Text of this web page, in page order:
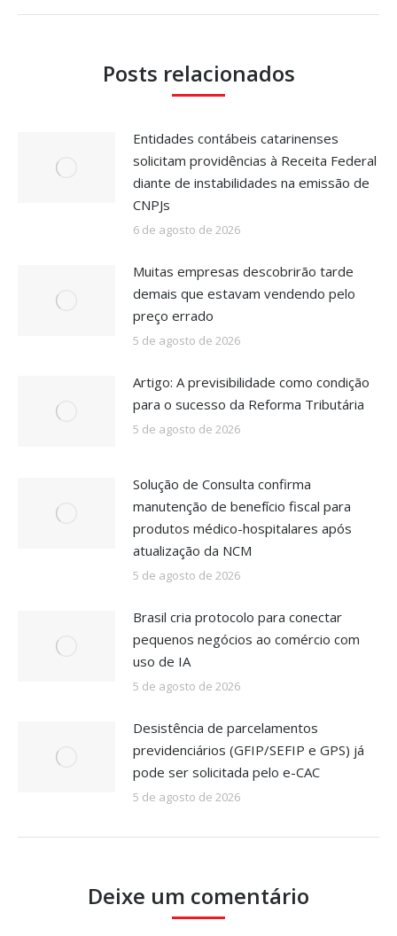
Posts relacionados
Entidades contábeis catarinenses
solicitam providências à Receita Federal
diante de instabilidades na emissão de
CNPJs
6 de agosto de 2026
Muitas empresas descobrirão tarde
demais que estavam vendendo pelo
preço errado
5 de agosto de 2026
Artigo: A previsibilidade como condição
para o sucesso da Reforma Tributária
5 de agosto de 2026
Solução de Consulta confirma
manutenção de benefício fiscal para
produtos médico-hospitalares após
atualização da NCM
5 de agosto de 2026
Brasil cria protocolo para conectar
pequenos negócios ao comércio com
uso de IA
5 de agosto de 2026
Desistência de parcelamentos
previdenciários (GFIP/SEFIP e GPS) já
pode ser solicitada pelo e-CAC
5 de agosto de 2026
Deixe um comentário